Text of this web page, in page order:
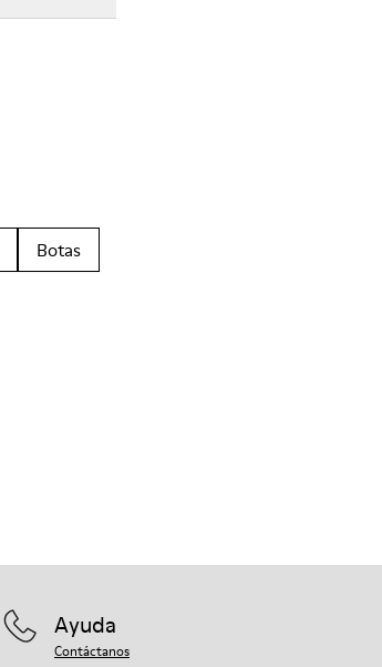
Botas
Ayuda
Contáctanos